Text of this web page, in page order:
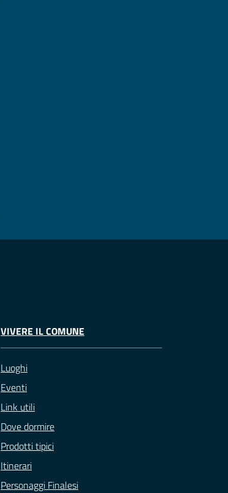
VIVERE IL COMUNE
Luoghi
Eventi
Link utili
Dove dormire
Prodotti tipici
Itinerari
Personaggi Finalesi